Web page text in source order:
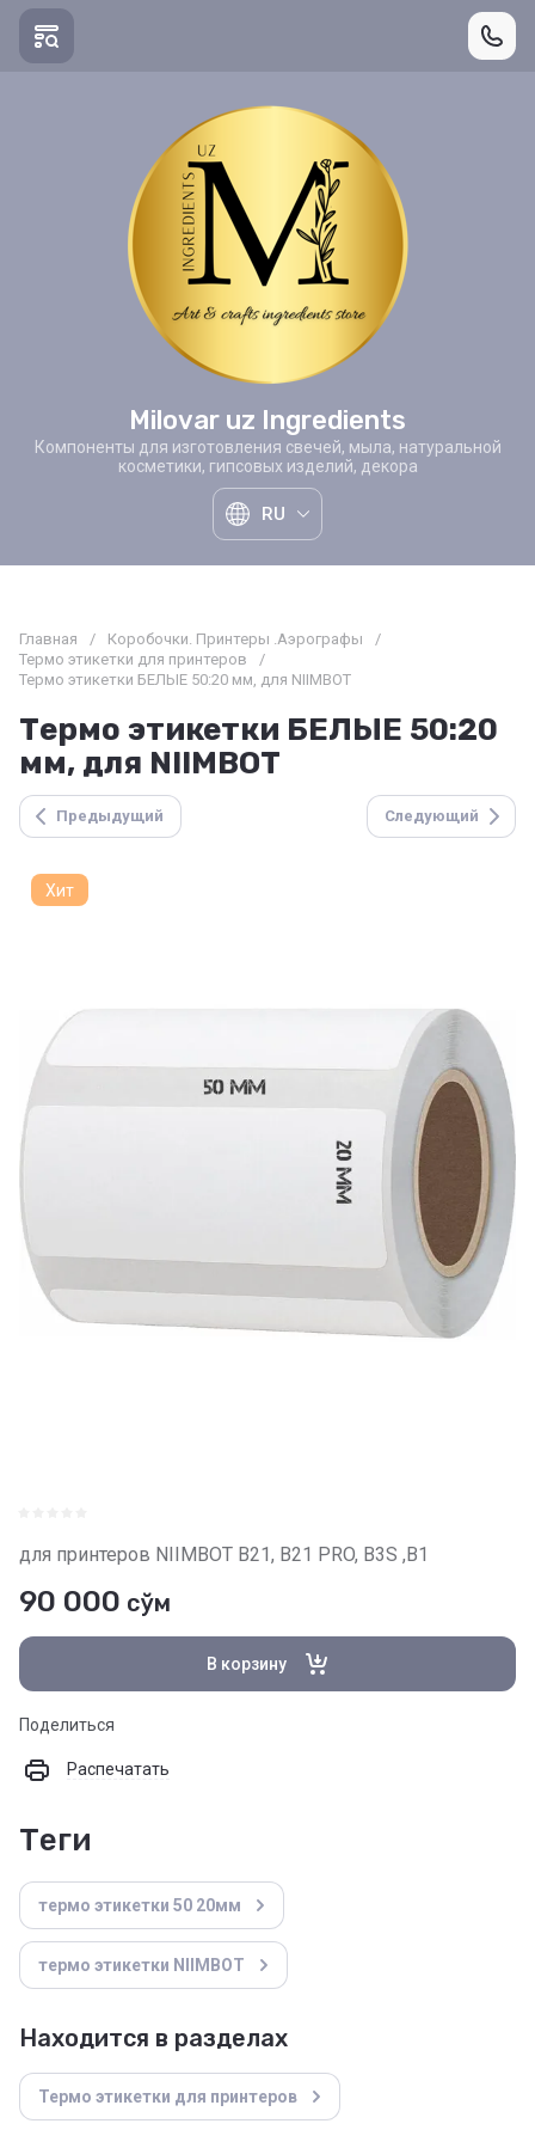
Milovar uz Ingredients
Компоненты для изготовления свечей, мыла, натуральной
косметики, гипсовых изделий, декора
RU
Главная / Коробочки. Принтеры .Аэрографы
/
Термо этикетки для принтеров
/
Термо этикетки БЕЛЫЕ 50:20 мм, для NIIMBOT
Термо этикетки БЕЛЫЕ 50:20
мм, для NIIMBOT
Предыдущий Следующий
Хит
для принтеров NIIMBOT B21, B21 PRO, B3S ,B1
90 000 сўм
В корзину
Поделиться
Распечатать
теги
термо этикетки 50 20мм
термо этикетки NIIMBOT
Находится в разделах
Термо этикетки для принтеров